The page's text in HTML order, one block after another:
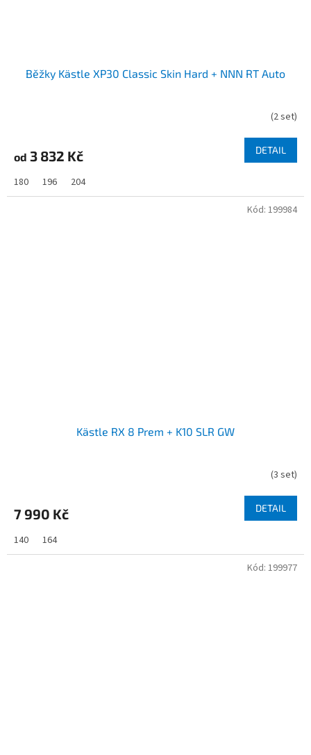
Běžky Kästle XP30 Classic Skin Hard + NNN RT Auto
(2 set)
od 3 832 Kč DETAIL
180 196 204
Kästle RX 8 Prem + K10 SLR GW
(3 set)
7 990 Kč DETAIL
140 164
Kód: 199984
Kód: 199977